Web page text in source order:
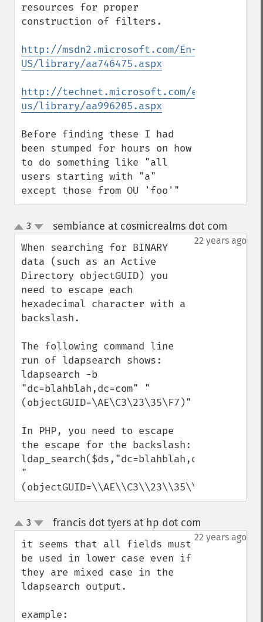
resources for proper
construction of filters.
http://msdn2.microsoft.com/En-
US/library/aa746475.aspx
http://technet.microsoft.com/en-
us/library/aa996205.aspx
Before finding these I had
been stumped for hours on how
to do something like "all
users starting with "a"
except those from OU 'foo'"
up
down
3 sembiance at cosmicrealms dot com
22 years ago
When searching for BINARY
data (such as an Active
Directory objectGUID) you
need to escape each
hexadecimal character with a
backslash.
The following command line
run of ldapsearch shows:
ldapsearch -b
"dc=blahblah,dc=com" "
(objectGUID=\AE\C3\23\35\F7)"
In PHP, you need to escape
the escape for the backslash:
ldap_search($ds,"dc=blahblah,dc=com",
"
(objectGUID=\\AE\\C3\\23\\35\\F7)");
up
down
3 francis dot tyers at hp dot com
22 years ago
it seems that all fields must
be used in lower case even if
they are mixed case in the
ldapsearch output.
example: